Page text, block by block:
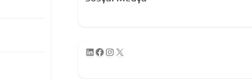
LinkedIn
Facebook
Instagram
X